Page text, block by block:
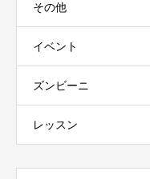
その他
イベント
ズンビーニ
レッスン